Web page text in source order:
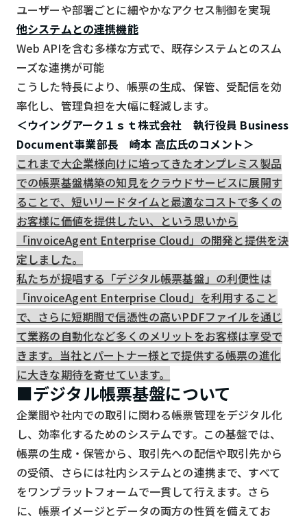
ユーザーや部署ごとに細やかなアクセス制御を実現
他システムとの連携機能
Web APIを含む多様な方式で、既存システムとのスム
ーズな連携が可能
こうした特長により、帳票の生成、保管、受配信を効
率化し、管理負担を大幅に軽減します。
＜ウイングアーク１ｓｔ株式会社 執行役員 Business
Document事業部長 崎本 高広氏のコメント＞
これまで大企業様向けに培ってきたオンプレミス製品
での帳票基盤構築の知見をクラウドサービスに展開す
ることで、短いリードタイムと最適なコストで多くの
お客様に価値を提供したい、という思いから
「invoiceAgent Enterprise Cloud」の開発と提供を決
定しました。
私たちが提唱する「デジタル帳票基盤」の利便性は
「invoiceAgent Enterprise Cloud」を利用すること
で、さらに短期間で信憑性の高いPDFファイルを通じ
て業務の自動化など多くのメリットをお客様は享受で
きます。当社とパートナー様とで提供する帳票の進化
に大きな期待を寄せています。
■デジタル帳票基盤について
企業間や社内での取引に関わる帳票管理をデジタル化
し、効率化するためのシステムです。この基盤では、
帳票の生成・保管から、取引先への配信や取引先から
の受領、さらには社内システムとの連携まで、すべて
をワンプラットフォームで一貫して行えます。さら
に、帳票イメージとデータの両方の性質を備えてお